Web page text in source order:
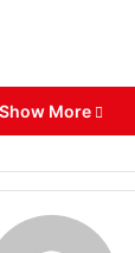
gebruikt bij
in
gebruik
Show More